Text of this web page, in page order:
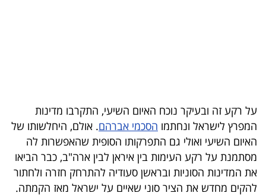
40
UNDER
40
על רקע זה ובעיקר נוכח האיום השיעי, התקרבו מדינות
המפרץ לישראל ונחתמו הסכמי אברהם. אולם, היחלשותו של
האיום השיעי ואולי גם התפרקותו הסופית שהאפשרות לה
מסתמנת על רקע העימות בין איראן לבין ארה"ב, כבר הביאו
את המדינות הסוניות ובראשן סעודיה להתרחק חזרה ולחתור
להקים מחדש את הציר סוני שאיים על ישראל מאז הקמתה.